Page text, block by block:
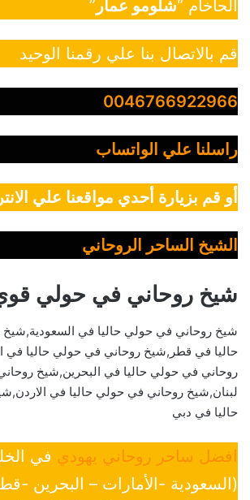
الحاخام “شلومو عمار ”
قم بالاتصال بنا علي رقمنا الوحيد
0046766922966
راسلنا علي الواتساب
أو قم بزيارة أحدي مواقعنا علي
الشيخ الساحر الروحاني
شيخ روحاني في حولي
شيخ روحاني في حولي حاليا في
حاليا في قطر,شيخ روحاني في حولي حاليا في
روحاني في حولي حاليا في البحرين,شيخ
لبنان,شيخ روحاني في حولي حاليا في
حاليا في دبي
افضل ساحر روحاني يهودي في
(السعودية -الأمارات – البحرين -